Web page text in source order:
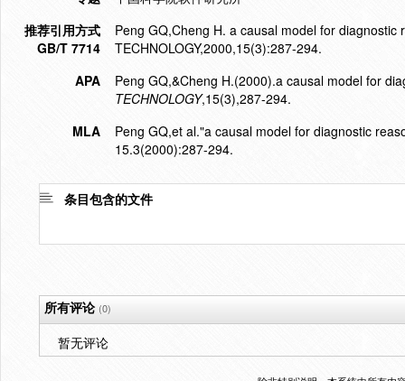
推荐引用方式
GB/T 7714
Peng GQ,Cheng H. a causal model for diagnostic
TECHNOLOGY,2000,15(3):287-294.
APA
Peng GQ,&Cheng H.(2000).a causal model for
TECHNOLOGY,15(3),287-294.
MLA
Peng GQ,et al."a causal model for diagnostic
15.3(2000):287-294.
条目包含的文件
所有评论(0)
暂无评论